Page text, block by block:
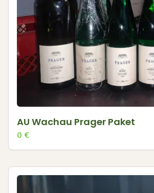
AU Wachau Prager Paket
0 €